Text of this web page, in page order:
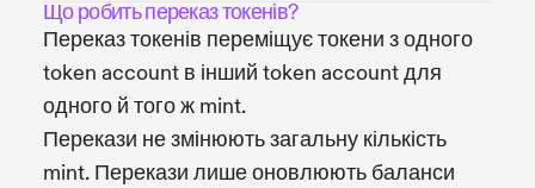
Що робить переказ токенів?
Переказ токенів переміщує токени з одного
token account в інший token account для
одного й того ж mint.
Перекази не змінюють загальну кількість
mint. Перекази лише оновлюють баланси